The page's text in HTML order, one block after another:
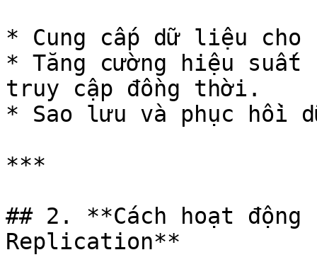
* Cung cấp dữ liệu cho
* Tăng cường hiệu
truy cập đồng thời.
* Sao lưu và phục hồi
***
## 2. **Cách hoạt động
Replication**